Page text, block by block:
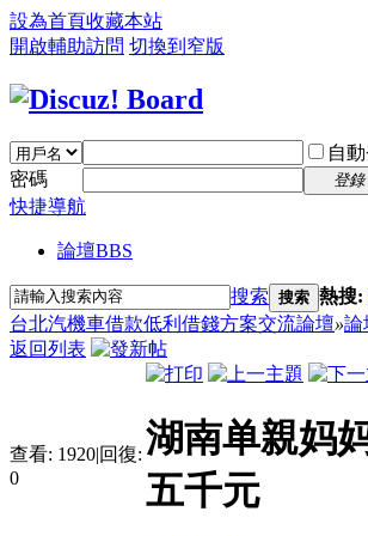
設為首頁收藏本站
開啟輔助訪問 切換到窄版
自
密碼
登錄
快捷導航
論壇BBS
搜索 搜索 熱搜:
台北汽機車借款低利借錢方案交流論壇»論
返回列表
查看: 1920|回復:
0
湖南单親妈
五千元